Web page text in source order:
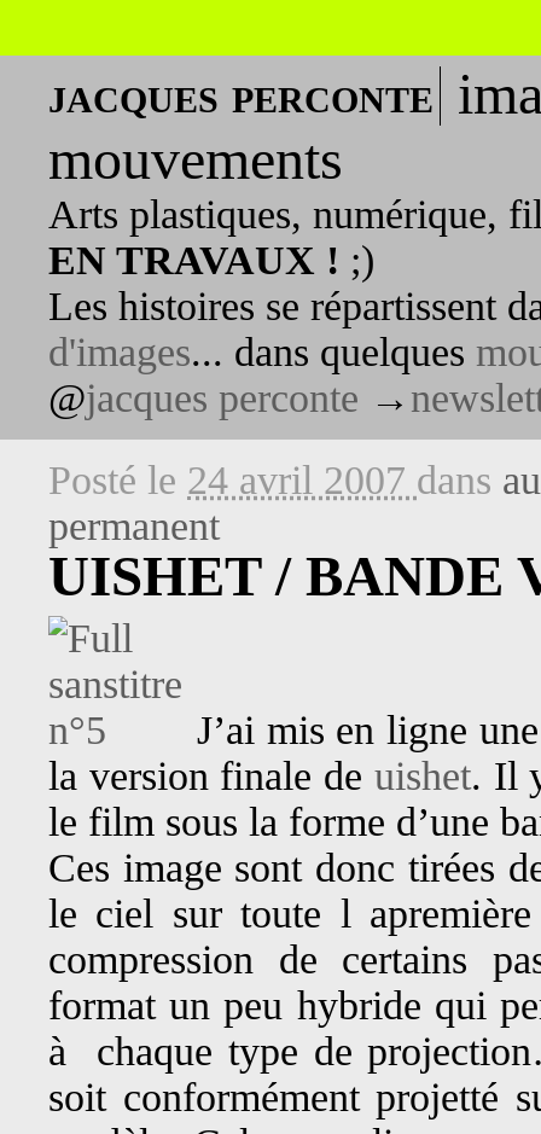
jacques perconte
mouvements
Arts plastiques, numérique,
EN TRAVAUX ! ;)
Les histoires se répartissent
d'images... dans quelques
@jacques perconte →
Posté le 24 avril 2007 dans
permanent
UISHET / BANDE
J’ai mis en ligne
la version finale de uishet. Il
le film sous la forme d’une
Ces image sont donc tirées
le ciel sur toute l
compression de certains
format un peu hybride qui
à chaque type de
soit conformément projetté